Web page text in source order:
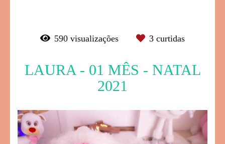
590 visualizações 3 curtidas
LAURA - 01 MÊS - NATAL
2021